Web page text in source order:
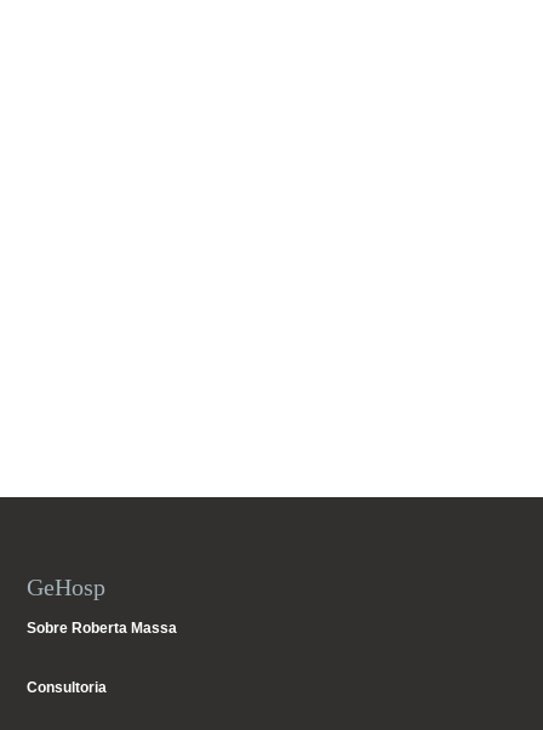
GeHosp
Sobre Roberta Massa
Consultoria